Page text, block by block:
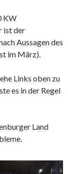
KW
ist der
Aussagen des
im März).
Links oben zu
es in der Regel
Land